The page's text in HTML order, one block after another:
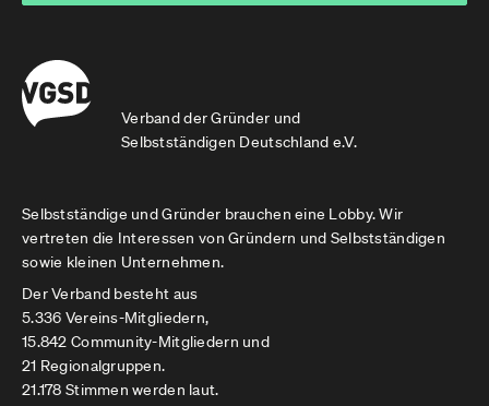
Verband der Gründer und
Selbstständigen Deutschland e.V.
Selbstständige und Gründer brauchen eine Lobby. Wir
vertreten die Interessen von Gründern und Selbstständigen
sowie kleinen Unternehmen.
Der Verband besteht aus
5.336 Vereins-Mitgliedern,
15.842 Community-Mitgliedern und
21 Regionalgruppen.
21.178 Stimmen werden laut.